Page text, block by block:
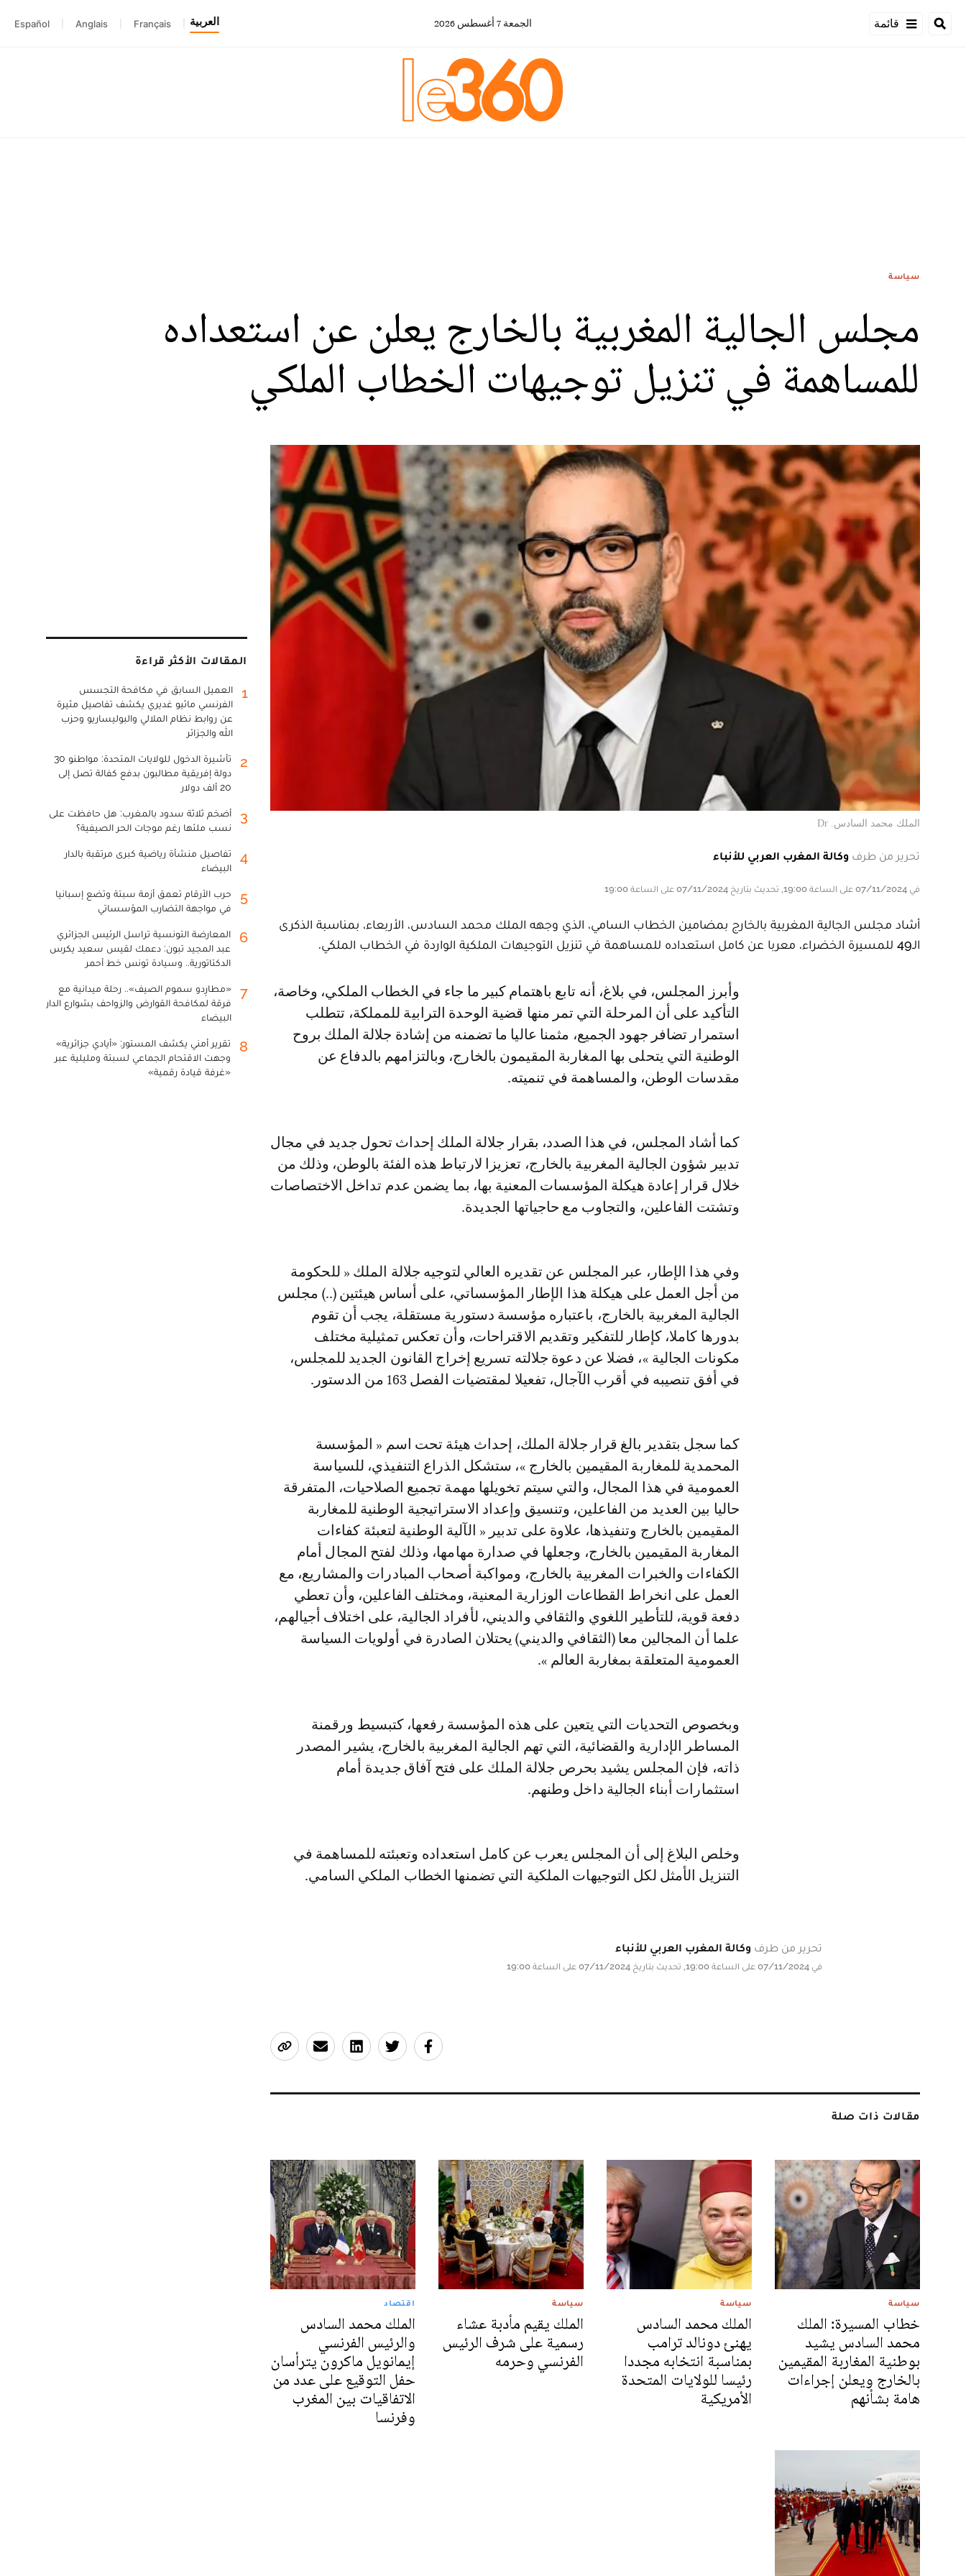
قائمة الجمعة 7 أغسطس 2026 العربية Français
Anglais
Español
سياسة
مجلس الجالية المغربية بالخارج يعلن عن استعداده
للمساهمة في تنزيل توجيهات الخطاب الملكي
الملك محمد السادس. Dr
تحرير من طرف وكالة المغرب العربي للأنباء
في 07/11/2024 على الساعة 19:00, تحديث بتاريخ 07/11/2024 على الساعة 19:00
أشاد مجلس الجالية المغربية بالخارج بمضامين الخطاب السامي، الذي وجهه الملك محمد السادس، الأربعاء، بمناسبة الذكرى
الـ49 للمسيرة الخضراء، معربا عن كامل استعداده للمساهمة في تنزيل التوجيهات الملكية الواردة في الخطاب الملكي.
وأبرز المجلس، في بلاغ، أنه تابع باهتمام كبير ما جاء في الخطاب الملكي، وخاصة،
التأكيد على أن المرحلة التي تمر منها قضية الوحدة الترابية للمملكة، تتطلب
استمرار تضافر جهود الجميع، مثمنا عاليا ما تضمنه من إشادة جلالة الملك بروح
الوطنية التي يتحلى بها المغاربة المقيمون بالخارج، وبالتزامهم بالدفاع عن
مقدسات الوطن، والمساهمة في تنميته.
كما أشاد المجلس، في هذا الصدد، بقرار جلالة الملك إحداث تحول جديد في مجال
تدبير شؤون الجالية المغربية بالخارج، تعزيزا لارتباط هذه الفئة بالوطن، وذلك من
خلال قرار إعادة هيكلة المؤسسات المعنية بها، بما يضمن عدم تداخل الاختصاصات
وتشتت الفاعلين، والتجاوب مع حاجياتها الجديدة.
وفي هذا الإطار، عبر المجلس عن تقديره العالي لتوجيه جلالة الملك « للحكومة
من أجل العمل على هيكلة هذا الإطار المؤسساتي، على أساس هيئتين (..) مجلس
الجالية المغربية بالخارج، باعتباره مؤسسة دستورية مستقلة، يجب أن تقوم
بدورها كاملا، كإطار للتفكير وتقديم الاقتراحات، وأن تعكس تمثيلية مختلف
مكونات الجالية »، فضلا عن دعوة جلالته تسريع إخراج القانون الجديد للمجلس،
في أفق تنصيبه في أقرب الآجال، تفعيلا لمقتضيات الفصل 163 من الدستور.
كما سجل بتقدير بالغ قرار جلالة الملك، إحداث هيئة تحت اسم « المؤسسة
المحمدية للمغاربة المقيمين بالخارج »، ستشكل الذراع التنفيذي، للسياسة
العمومية في هذا المجال، والتي سيتم تخويلها مهمة تجميع الصلاحيات، المتفرقة
حاليا بين العديد من الفاعلين، وتنسيق وإعداد الاستراتيجية الوطنية للمغاربة
المقيمين بالخارج وتنفيذها، علاوة على تدبير « الآلية الوطنية لتعبئة كفاءات
المغاربة المقيمين بالخارج، وجعلها في صدارة مهامها، وذلك لفتح المجال أمام
الكفاءات والخبرات المغربية بالخارج، ومواكبة أصحاب المبادرات والمشاريع، مع
العمل على انخراط القطاعات الوزارية المعنية، ومختلف الفاعلين، وأن تعطي
دفعة قوية، للتأطير اللغوي والثقافي والديني، لأفراد الجالية، على اختلاف أجيالهم،
علما أن المجالين معا (الثقافي والديني) يحتلان الصادرة في أولويات السياسة
العمومية المتعلقة بمغاربة العالم ».
وبخصوص التحديات التي يتعين على هذه المؤسسة رفعها، كتبسيط ورقمنة
المساطر الإدارية والقضائية، التي تهم الجالية المغربية بالخارج، يشير المصدر
ذاته، فإن المجلس يشيد بحرص جلالة الملك على فتح آفاق جديدة أمام
استثمارات أبناء الجالية داخل وطنهم.
وخلص البلاغ إلى أن المجلس يعرب عن كامل استعداده وتعبئته للمساهمة في
التنزيل الأمثل لكل التوجيهات الملكية التي تضمنها الخطاب الملكي السامي.
تحرير من طرف وكالة المغرب العربي للأنباء
في 07/11/2024 على الساعة 19:00, تحديث بتاريخ 07/11/2024 على الساعة 19:00
مقالات ذات صلة
سياسة
خطاب المسيرة: الملك
محمد السادس يشيد
بوطنية المغاربة المقيمين
بالخارج ويعلن إجراءات
هامة بشأنهم
سياسة
الملك محمد السادس
يهنئ دونالد ترامب
بمناسبة انتخابه مجددا
رئيسا للولايات المتحدة
الأمريكية
سياسة
الملك يقيم مأدبة عشاء
رسمية على شرف الرئيس
الفرنسي وحرمه
اقتصاد
الملك محمد السادس
والرئيس الفرنسي
إيمانويل ماكرون يترأسان
حفل التوقيع على عدد من
الاتفاقيات بين المغرب
وفرنسا
المقالات الأكثر قراءة
1
العميل السابق في مكافحة التجسس
الفرنسي ماثيو غديري يكشف تفاصيل مثيرة
عن روابط نظام الملالي والبوليساريو وحزب
الله والجزائر
2
تأشيرة الدخول للولايات المتحدة: مواطنو 30
دولة إفريقية مطالبون بدفع كفالة تصل إلى
20 ألف دولار
3
أضخم ثلاثة سدود بالمغرب: هل حافظت على
نسب ملئها رغم موجات الحر الصيفية؟
4
تفاصيل منشأة رياضية كبرى مرتقبة بالدار
البيضاء
5
حرب الأرقام تعمق أزمة سبتة وتضع إسبانيا
في مواجهة التضارب المؤسساتي
6
المعارضة التونسية تراسل الرئيس الجزائري
عبد المجيد تبون: دعمك لقيس سعيد يكرس
الدكتاتورية.. وسيادة تونس خط أحمر
7
«مطارِدو سموم الصيف».. رحلة ميدانية مع
فرقة لمكافحة القوارض والزواحف بشوارع الدار
البيضاء
8
تقرير أمني يكشف المستور: «أيادي جزائرية»
وجهت الاقتحام الجماعي لسبتة ومليلية عبر
«غرفة قيادة رقمية»